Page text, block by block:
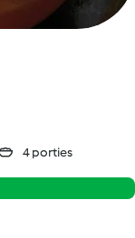
4 porties